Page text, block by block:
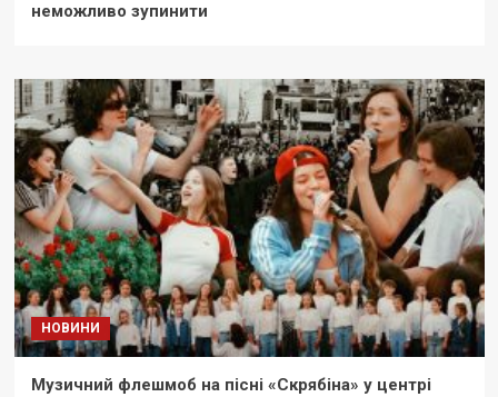
неможливо зупинити
НОВИНИ
Музичний флешмоб на пісні «Скрябіна» у центрі